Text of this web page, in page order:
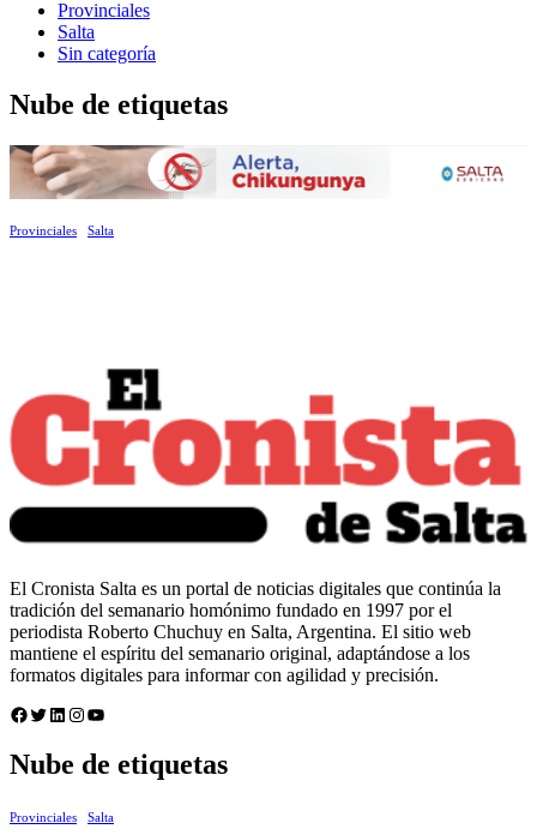
Provinciales
Salta
Sin categoría
Nube de etiquetas
Provinciales Salta
El Cronista Salta es un portal de noticias digitales que continúa la
tradición del semanario homónimo fundado en 1997 por el
periodista Roberto Chuchuy en Salta, Argentina. El sitio web
mantiene el espíritu del semanario original, adaptándose a los
formatos digitales para informar con agilidad y precisión.
Facebook
Twitter
LinkedIn
Instagram
YouTube
Nube de etiquetas
Provinciales Salta